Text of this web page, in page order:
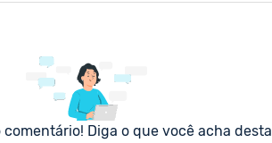
comentário! Diga o que você acha desta